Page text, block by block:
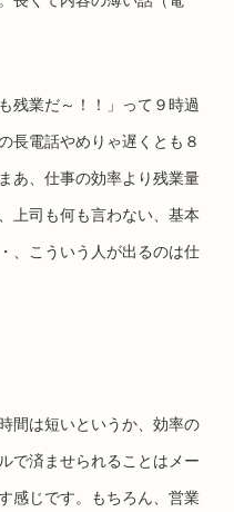
残業だ～！！」って９時過
長電話やめりゃ遅くとも８
あ、仕事の効率より残業量
上司も何も言わない、基本
、こういう人が出るのは仕
間は短いというか、効率の
で済ませられることはメー
感じです。もちろん、営業